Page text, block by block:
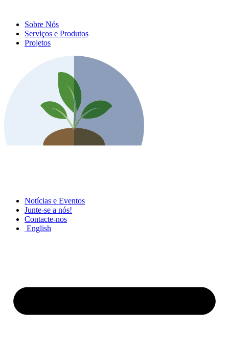
Sobre Nós
Serviços e Produtos
Projetos
Notícias e Eventos
Junte-se a nós!
Contacte-nos
English